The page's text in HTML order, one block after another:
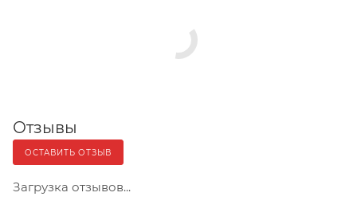
Отзывы
ОСТАВИТЬ ОТЗЫВ
Загрузка отзывов...